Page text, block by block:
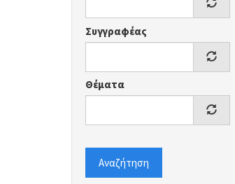
Συγγραφέας
Θέματα
Αναζήτηση